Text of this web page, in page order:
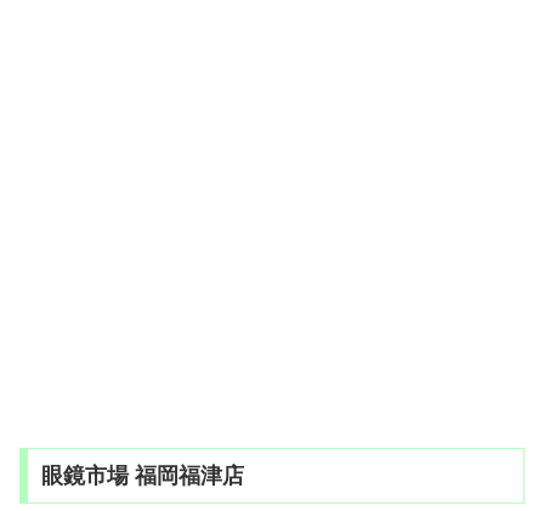
眼鏡市場 福岡福津店